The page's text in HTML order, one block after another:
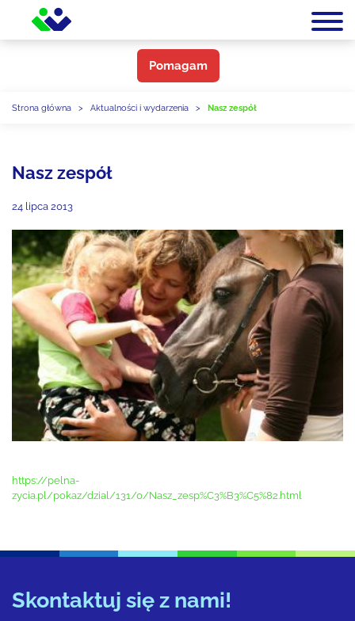
Pomagam
Strona główna > Aktualności i wydarzenia > Nasz zespół
Nasz zespół
24 lipca 2013
https://pelna-
zycia.pl/pokaz/dzial/131/0/Nasz_zesp%C3%B3%C5%82.html
Skontaktuj się z nami!